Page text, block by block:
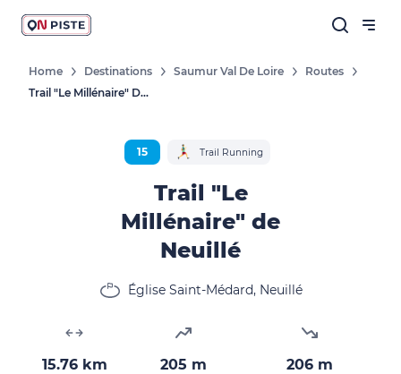
Home Destinations Saumur Val De Loire
Routes
Trail "Le Millénaire" De Neuillé
15 Trail Running
Trail "Le
Millénaire" de
Neuillé
Église Saint-Médard, Neuillé
15.76 km 205 m 206 m